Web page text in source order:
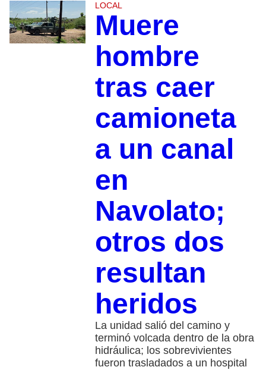
LOCAL
Muere
hombre
tras caer
camioneta
a un canal
en
Navolato;
otros dos
resultan
heridos
La unidad salió del camino y
terminó volcada dentro de la obra
hidráulica; los sobrevivientes
fueron trasladados a un hospital